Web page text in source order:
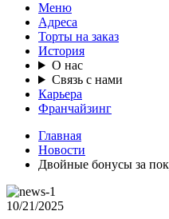
Меню
Адреса
Торты на заказ
История
О нас
Связь с нами
Карьера
Франчайзинг
Главная
Новости
Двойные бонусы за
10/21/2025